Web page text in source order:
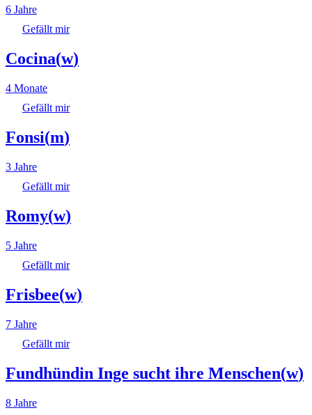
6 Jahre
Gefällt mir
Cocina(w)
4 Monate
Gefällt mir
Fonsi(m)
3 Jahre
Gefällt mir
Romy(w)
5 Jahre
Gefällt mir
Frisbee(w)
7 Jahre
Gefällt mir
Fundhündin Inge sucht ihre Menschen(w)
8 Jahre